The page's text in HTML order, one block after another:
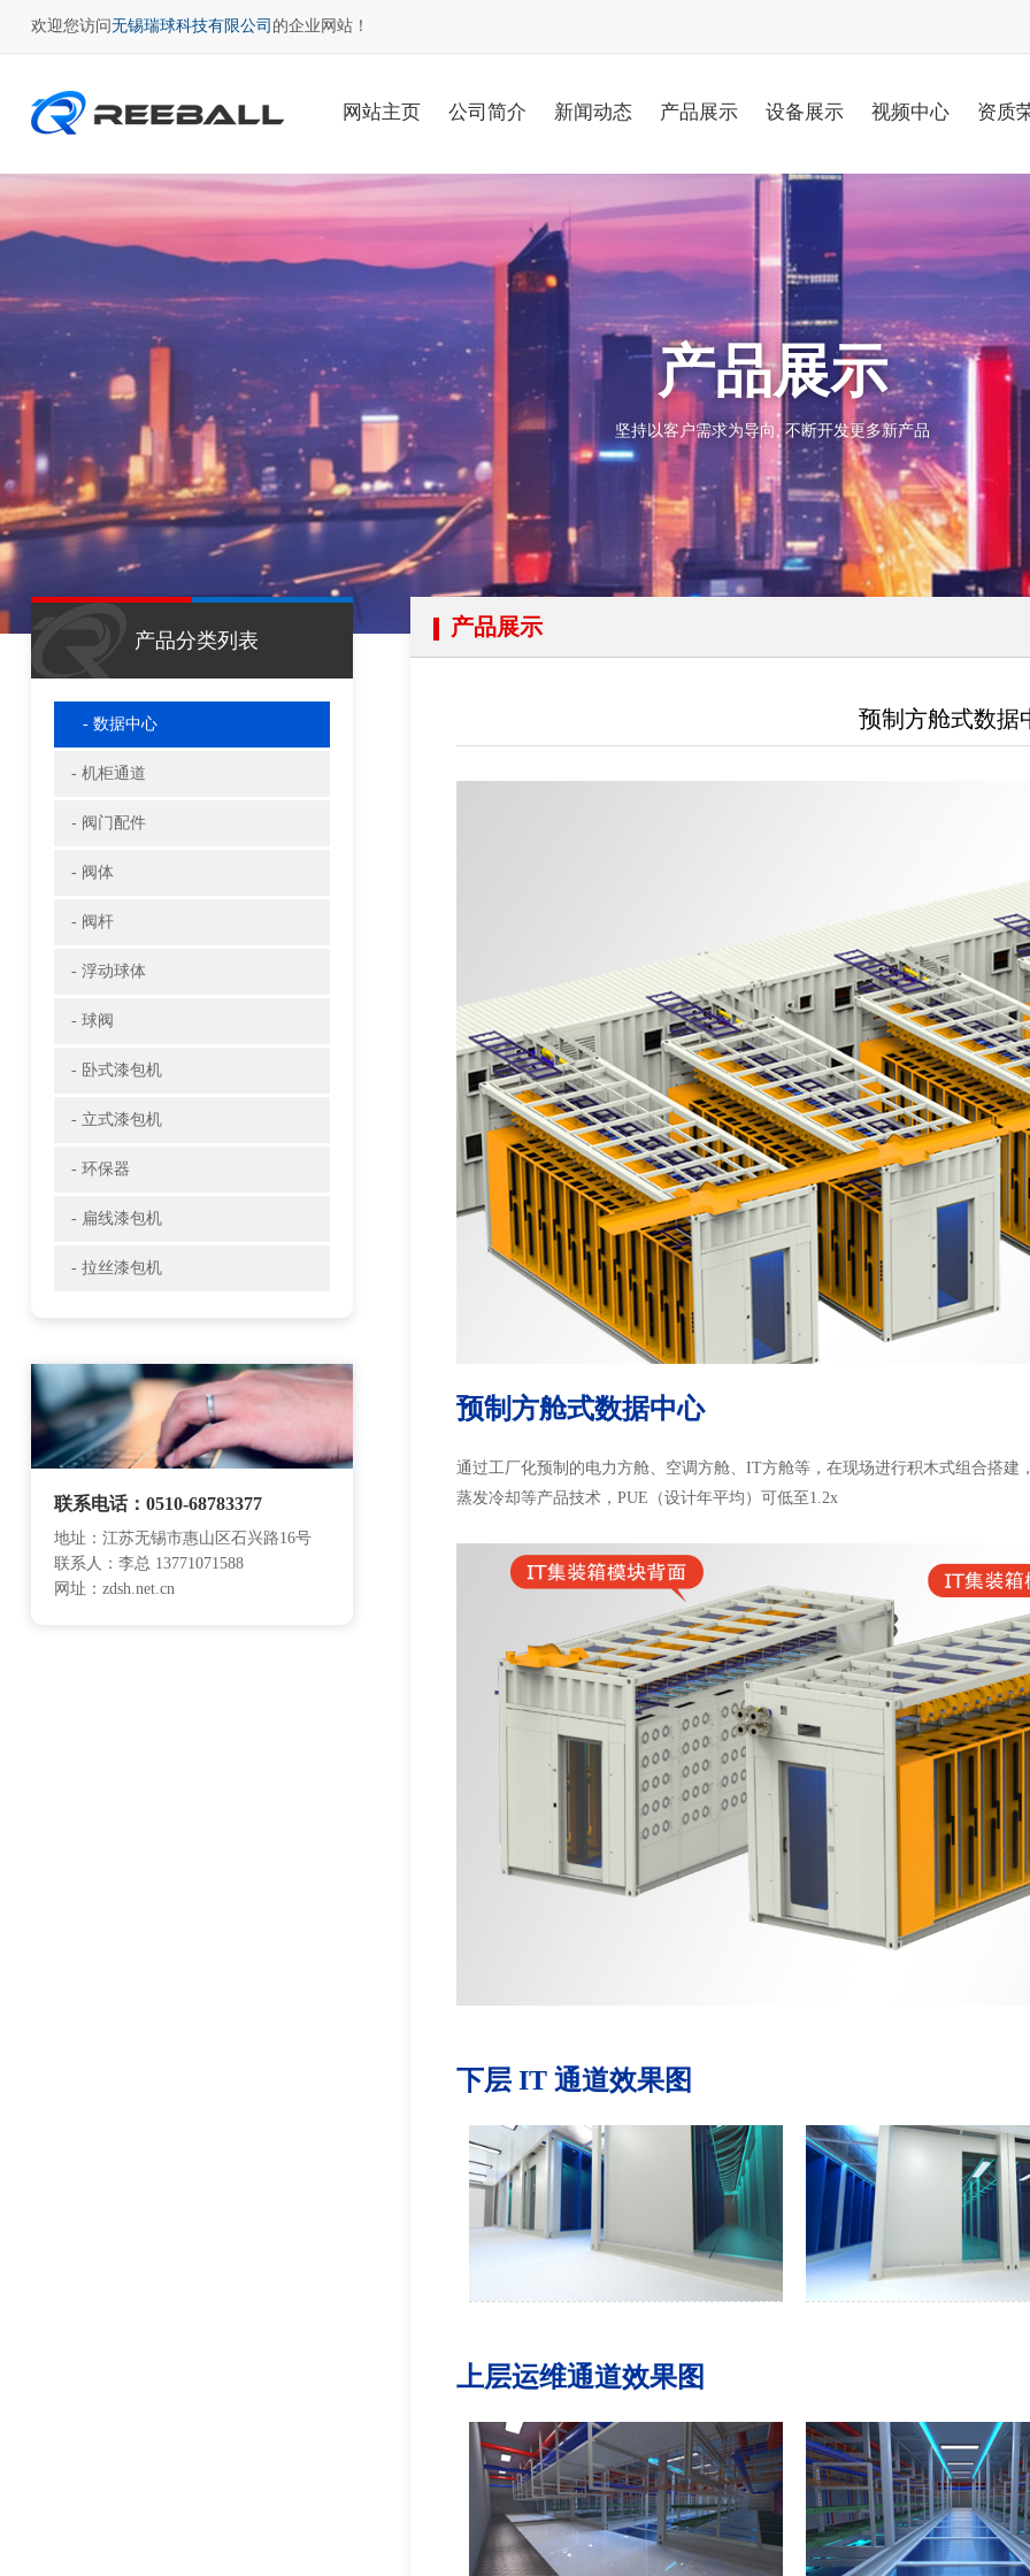
欢迎您访问无锡瑞球科技有限公司 的企业网站！
网站主页 公司简介 新闻动态 产品展示 设备展示 视频中心 资质
产品展示
坚持以客户需求为导向, 不断开发更多新产品
产品分类列表
- 数据中心
- 机柜通道
- 阀门配件
- 阀体
- 阀杆
- 浮动球体
- 球阀
- 卧式漆包机
- 立式漆包机
- 环保器
- 扁线漆包机
- 拉丝漆包机
联系电话：0510-68783377
地址：江苏无锡市惠山区石兴路16号
联系人：李总 13771071588
网址：zdsh.net.cn
产品展示
预制方舱式数据
预制方舱式数据中心
通过工厂化预制的电力方舱、空调方舱、IT方舱等，在现场进行积木式组合搭
蒸发冷却等产品技术，PUE（设计年平均）可低至1.2x
下层 IT 通道效果图
上层运维通道效果图